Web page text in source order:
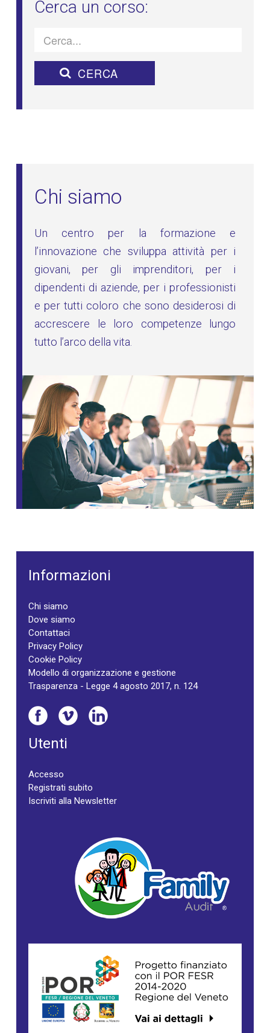
Chi siamo
Un centro per la formazione e
l’innovazione che sviluppa attività per i
giovani, per gli imprenditori, per i
dipendenti di aziende, per i professionisti
e per tutti coloro che sono desiderosi di
accrescere le loro competenze lungo
tutto l’arco della vita.
Informazioni
Chi siamo
Dove siamo
Contattaci
Privacy Policy
Cookie Policy
Modello di organizzazione e gestione
Trasparenza - Legge 4 agosto 2017, n. 124
Utenti
Accesso
Registrati subito
Iscriviti alla Newsletter